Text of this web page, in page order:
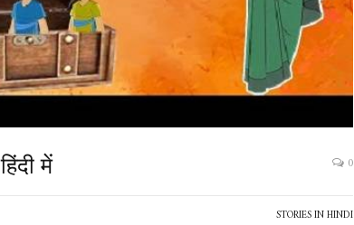
में 0
STORIES IN HINDI